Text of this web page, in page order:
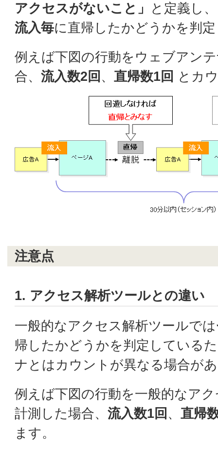
アクセスがないこと」
と定義し、
流入毎に直帰したかどうかを判
例えば下図の行動をウェブアン
合、 流入数2回 、 直帰数1回 とカ
注意点
1. アクセス解析ツールとの違い
一般的なアクセス解析ツールでは
帰したかどうかを判定している
ナとはカウントが異なる場合が
例えば下図の行動を一般的なア
計測した場合、 流入数1回 、 直帰
ます。